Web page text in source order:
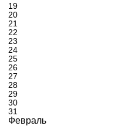
19
20
21
22
23
24
25
26
27
28
29
30
31
Февраль